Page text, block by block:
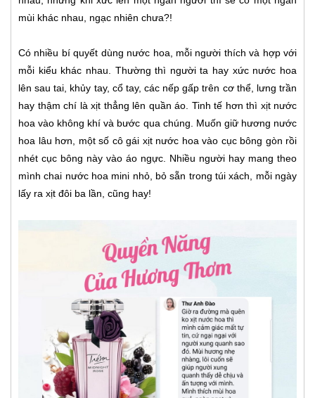
mùi khác nhau, ngạc nhiên chưa?!
Có nhiều bí quyết dùng nước hoa, mỗi người thích và hợp với
mỗi kiểu khác nhau. Thường thì người ta hay xức nước hoa
lên sau tai, khủy tay, cổ tay, các nếp gấp trên cơ thể, lưng trần
hay thậm chí là xịt thẳng lên quần áo. Tinh tế hơn thì xịt nước
hoa vào không khí và bước qua chúng. Muốn giữ hương nước
hoa lâu hơn, một số cô gái xịt nước hoa vào cục bông gòn rồi
nhét cục bông này vào áo ngực. Nhiều người hay mang theo
mình chai nước hoa mini nhỏ, bỏ sẵn trong túi xách, mỗi ngày
lấy ra xịt đôi ba lần, cũng hay!